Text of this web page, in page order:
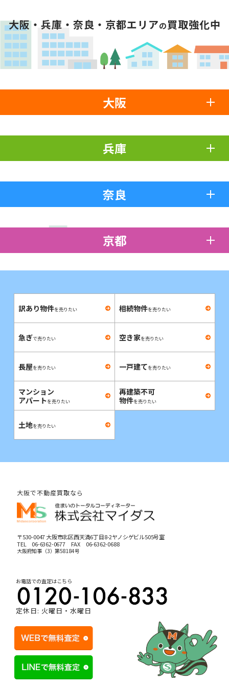
大阪・兵庫・奈良・京都エリアの買取強化中
大阪
兵庫
奈良
京都
訳あり物件を売りたい 相続物件を売りたい
急ぎで売りたい 空き家を売りたい
長屋を売りたい 一戸建てを売りたい
マンション
アパートを売りたい
再建築不可
物件を売りたい
土地を売りたい
大阪で不動産買取なら
〒530-0047 大阪市北区西天満6丁目8-2ヤノシゲビル505号室
TEL 06-6362-0677FAX 06-6362-0688
大阪府知事（3）第58184号
お電話での査定はこちら
定休日: 火曜日・水曜日